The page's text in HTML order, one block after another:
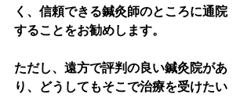
く、信頼できる鍼灸師のところに通院
することをお勧めします。
ただし、遠方で評判の良い鍼灸院があ
り、どうしてもそこで治療を受けたい